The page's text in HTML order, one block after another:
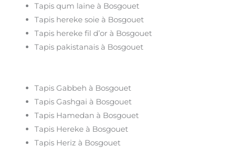
Tapis qum laine à Bosgouet
Tapis hereke soie à Bosgouet
Tapis hereke fil d’or à Bosgouet
Tapis pakistanais à Bosgouet
Tapis Gabbeh à Bosgouet
Tapis Gashgai à Bosgouet
Tapis Hamedan à Bosgouet
Tapis Hereke à Bosgouet
Tapis Heriz à Bosgouet